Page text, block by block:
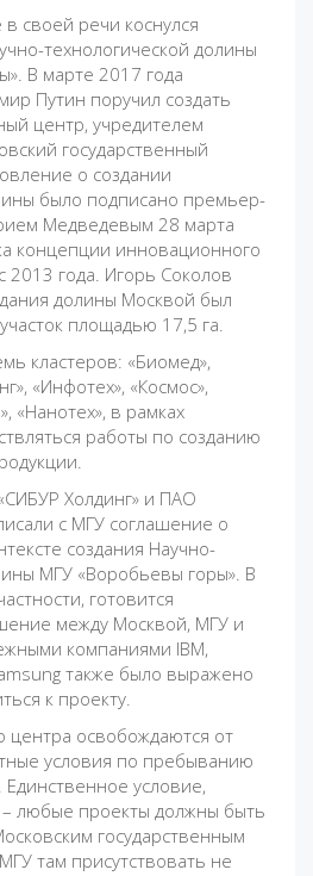
своей речи коснулся
технологической долины
В марте 2017 года
Путин поручил создать
центр, учредителем
государственный
о создании
было подписано премьер-
Медведевым 28 марта
концепции инновационного
2013 года. Игорь Соколов
долины Москвой был
площадью 17,5 га.
кластеров: «Биомед»,
«Инфотех», «Космос»,
«Нанотех», в рамках
работы по созданию
Холдинг» и ПАО
с МГУ соглашение о
создания Научно-
МГУ «Воробьевы горы». В
готовится
между Москвой, МГУ и
компаниями IBM,
также было выражено
к проекту.
центра освобождаются от
условия по пребыванию
Единственное условие,
– любые проекты должны быть
государственным
там присутствовать не